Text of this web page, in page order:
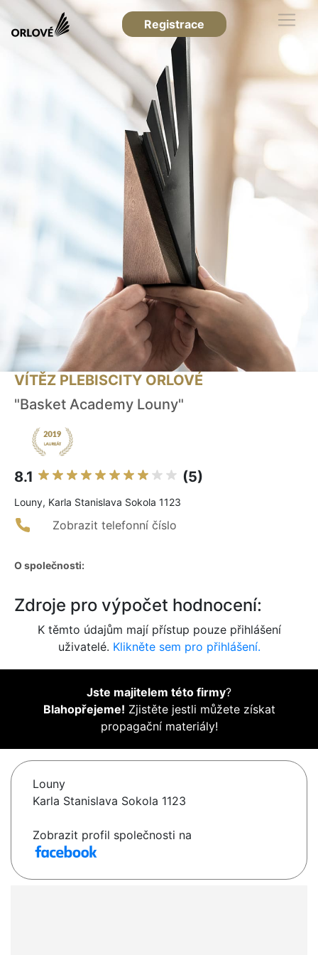
Registrace
VÍTĚZ PLEBISCITY ORLOVÉ
"Basket Academy Louny"
8.1 (5)
Louny, Karla Stanislava Sokola 1123
Zobrazit telefonní číslo
O společnosti:
Zdroje pro výpočet hodnocení:
K těmto údajům mají přístup pouze přihlášení
uživatelé. Klikněte sem pro přihlášení.
Jste majitelem této firmy?
Blahopřejeme! Zjistěte jestli můžete získat
propagační materiály!
Louny
Karla Stanislava Sokola 1123
Zobrazit profil společnosti na